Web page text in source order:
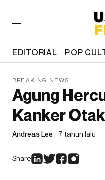
EDITORIAL POP
BREAKING NEWS
Agung
Kanker
Andreas Lee 7 tahun lalu
Share